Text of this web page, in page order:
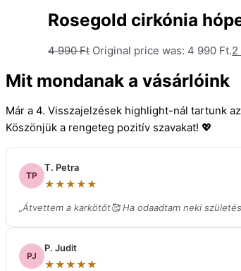
Rosegold cirkónia
4 990Ft Original price was: 4 990 Ft.2
Mit mondanak a vásárlóink
Már a 4. Visszajelzések highlight-nál tartunk
Köszönjük a rengeteg pozitív szavakat! 💖
TP
T. Petra
★★★★★
„Átvettem a karkötőt🥰 Ha odaadtam neki
PJ
P. Judit
★★★★★